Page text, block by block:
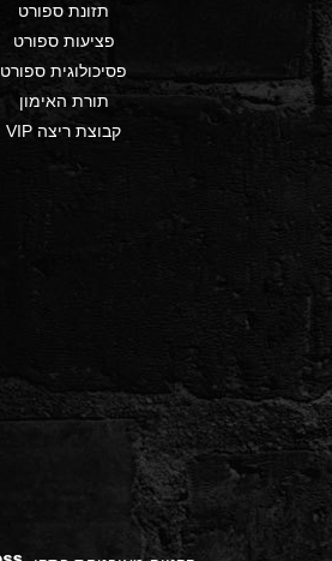
תזונת ספורט
פציעות ספורט
פסיכולוגית ספורט
תורת האימון
קבוצת ריצה VIP